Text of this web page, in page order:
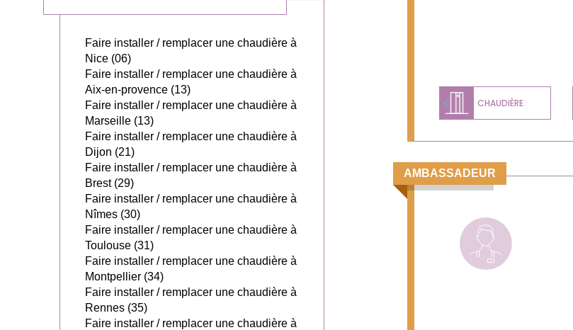
Faire installer / remplacer une chaudière à
Nice (06)
Faire installer / remplacer une chaudière à
Aix-en-provence (13)
Faire installer / remplacer une chaudière à
Marseille (13)
Faire installer / remplacer une chaudière à
Dijon (21)
Faire installer / remplacer une chaudière à
Brest (29)
Faire installer / remplacer une chaudière à
Nîmes (30)
Faire installer / remplacer une chaudière à
Toulouse (31)
Faire installer / remplacer une chaudière à
Montpellier (34)
Faire installer / remplacer une chaudière à
Rennes (35)
Faire installer / remplacer une chaudière à
CHAUDIÈRE
Previous
AMBASSADEUR